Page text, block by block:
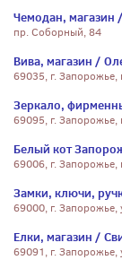
Чемодан,
пр. Соборный, 84
Вива, магазин /
69035, г.
Зеркало,
69095, г.
Белый кот
69006, г. Запорожье,
Замки, ключи,
69000, г. Запорожье,
Елки, магазин /
69091, г. Запорожье,